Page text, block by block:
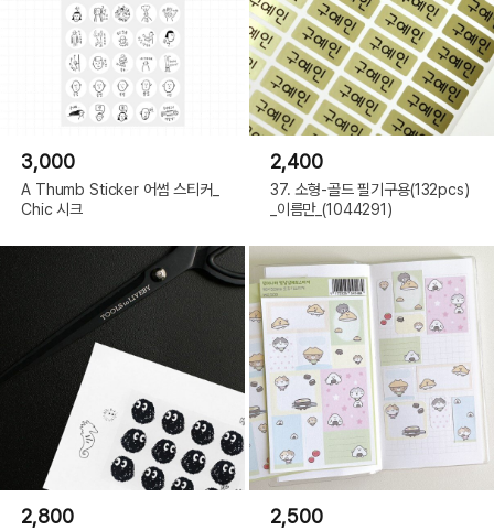
3,000
A Thumb Sticker 어썸 스티커_
Chic 시크
2,400
37. 소형-골드 필기구용(132pcs)
_이름만_(1044291)
2,800 2,500